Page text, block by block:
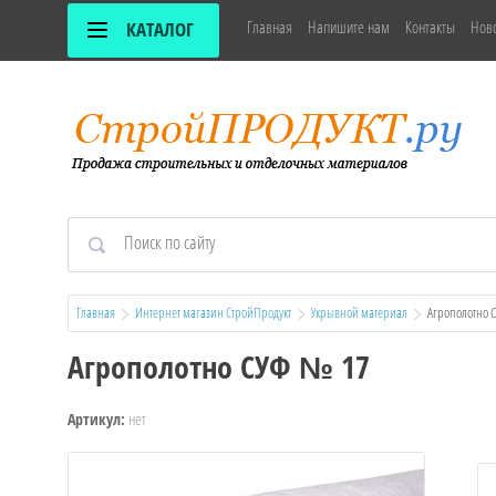
КАТАЛОГ Главная Напишите нам Контакты
Главная Интернет магазин СтройПродукт Укрывной материал
Агрополотно
Агрополотно СУФ № 17
Артикул: нет